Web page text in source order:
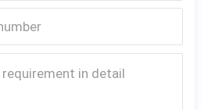
usw.
das unbemannt
wie CV
etc.
requirement in detail